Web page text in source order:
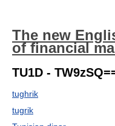
The new
of financial
TU1D -
tughrik
tugrik